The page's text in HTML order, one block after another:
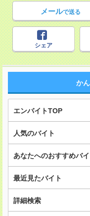
メールで送る
シェア
か
エンバイトTOP
人気のバイト
あなたへのおすすめバイ
最近見たバイト
詳細検索